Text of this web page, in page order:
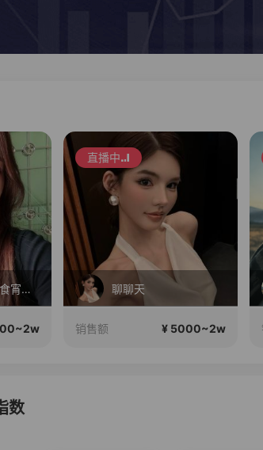
3个娃睡了，美食宵夜聊天时间…
直播中
聊聊天
销售额 ¥ 5000~2w
数